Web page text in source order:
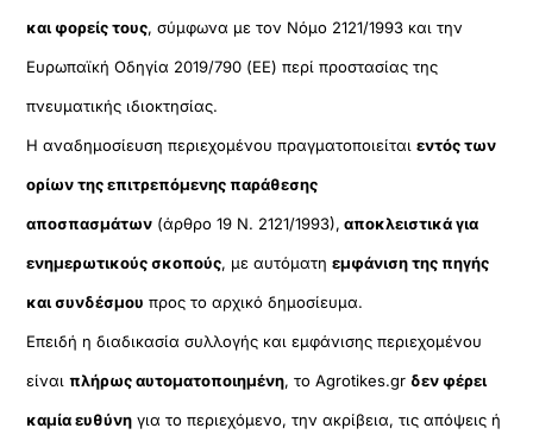
και φορείς τους, σύμφωνα με τον Νόμο 2121/1993 και την
Ευρωπαϊκή Οδηγία 2019/790 (ΕΕ) περί προστασίας της
πνευματικής ιδιοκτησίας.
Η αναδημοσίευση περιεχομένου πραγματοποιείταιεντός των
ορίων της επιτρεπόμενης παράθεσης
αποσπασμάτων (άρθρο 19 Ν. 2121/1993), αποκλειστικά για
ενημερωτικούς σκοπούς, με αυτόματηεμφάνιση της πηγής
και συνδέσμου προς το αρχικό δημοσίευμα.
Επειδή η διαδικασία συλλογής και εμφάνισης περιεχομένου
είναιπλήρως αυτοματοποιημένη, το Agrotikes.gr δεν φέρει
καμία ευθύνη για το περιεχόμενο, την ακρίβεια, τις απόψεις ή